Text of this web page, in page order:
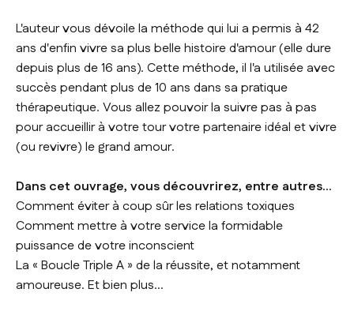
L'auteur vous dévoile la méthode qui lui a permis à 42
ans d'enfin vivre sa plus belle histoire d'amour (elle dure
depuis plus de 16 ans). Cette méthode, il l'a utilisée avec
succès pendant plus de 10 ans dans sa pratique
thérapeutique. Vous allez pouvoir la suivre pas à pas
pour accueillir à votre tour votre partenaire idéal et vivre
(ou revivre) le grand amour.
Dans cet ouvrage, vous découvrirez, entre autres...
Comment éviter à coup sûr les relations toxiques
Comment mettre à votre service la formidable
puissance de votre inconscient
La « Boucle Triple A » de la réussite, et notamment
amoureuse. Et bien plus...